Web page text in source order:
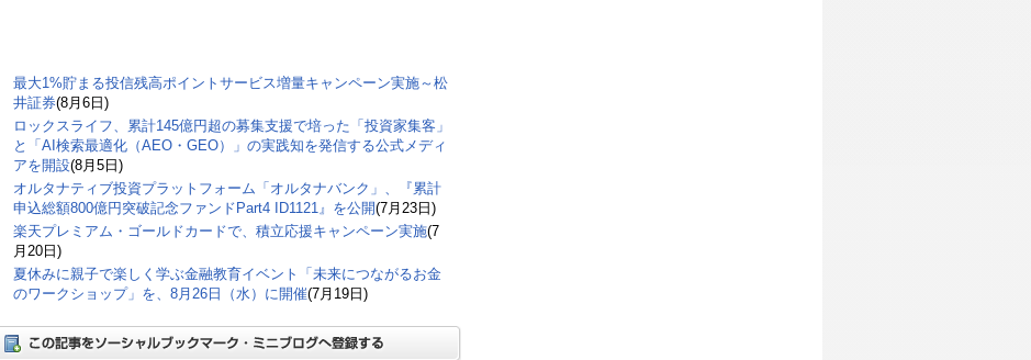
最大1%貯まる投信残高ポイントサービス増量キャンペーン実施～松
井証券(8月6日)
ロックスライフ、累計145億円超の募集支援で培った「投資家集客」
と「AI検索最適化（AEO・GEO）」の実践知を発信する公式メディ
アを開設(8月5日)
オルタナティブ投資プラットフォーム「オルタナバンク」、『累計
申込総額800億円突破記念ファンドPart4 ID1121』を公開(7月23日)
楽天プレミアム・ゴールドカードで、積立応援キャンペーン実施(7
月20日)
夏休みに親子で楽しく学ぶ金融教育イベント「未来につながるお金
のワークショップ」を、8月26日（水）に開催(7月19日)